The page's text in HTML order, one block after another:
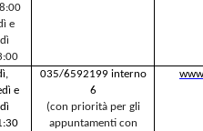
e
e
035/6592199 interno
6
(con priorità per gli
appuntamenti con